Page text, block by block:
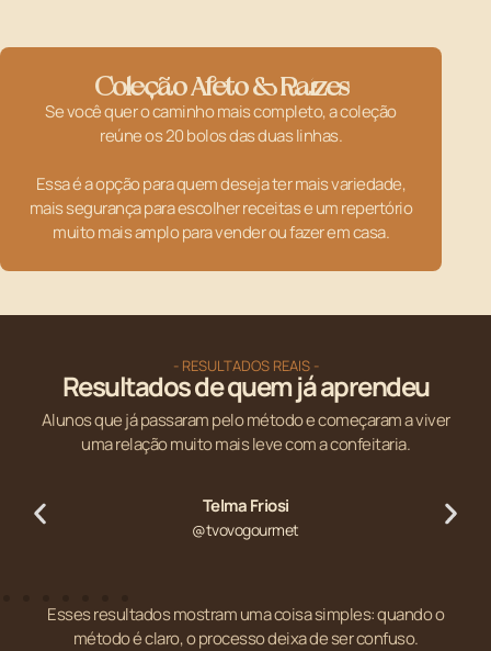
Coleção Afeto & Raízes
Se você quer o caminho mais completo, a coleção
reúne os 20 bolos das duas linhas.
Essa é a opção para quem deseja ter mais variedade,
mais segurança para escolher receitas e um repertório
muito mais amplo para vender ou fazer em casa.
- RESULTADOS REAIS -
Resultados de quem já aprendeu
Alunos que já passaram pelo método e começaram a viver
uma relação muito mais leve com a confeitaria.
Telma Friosi
@tvovogourmet
Esses resultados mostram uma coisa simples: quando o
método é claro, o processo deixa de ser confuso.